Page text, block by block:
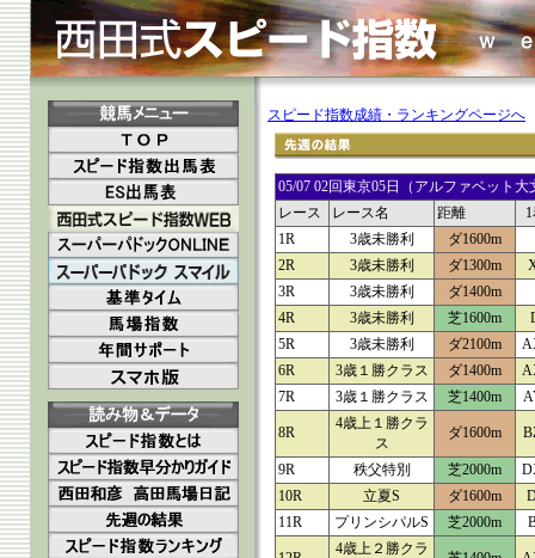
スピード指数成績・ランキングページへ
05/07 02回東京05日（アルファベット
レース
レース名 距離
1R
3歳未勝利
ダ1600m
2R
3歳未勝利 ダ1300m
3R
3歳未勝利
ダ1400m
4R
3歳未勝利 芝1600m
5R
3歳未勝利 ダ2100m
6R
3歳１勝クラス ダ1400m
7R
3歳１勝クラス 芝1400m
8R
4歳上１勝クラ
ス
ダ1600m
9R 秩父特別 芝2000m
10R
立夏S ダ1600m
11R
プリンシパルS 芝2000m
4歳上２勝クラ